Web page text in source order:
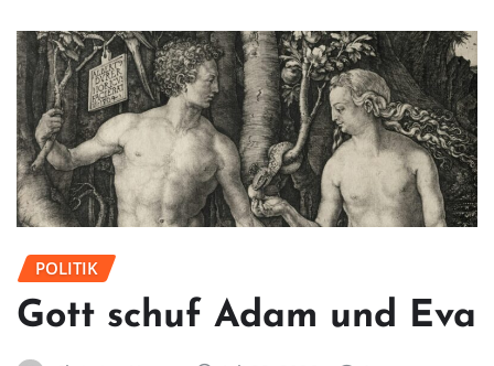
POLITIK
Gott schuf Adam und Eva